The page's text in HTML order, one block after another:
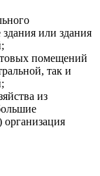
или здания
помещений
так и
из
организация